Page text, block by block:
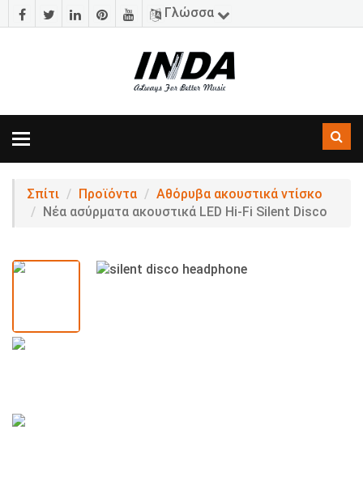
Γλώσσα
Εναλλαγή
Σπίτι Προϊόντα
Αθόρυβα ακουστικά ντίσκο
Νέα ασύρματα ακουστικά LED Hi-Fi Silent Disco